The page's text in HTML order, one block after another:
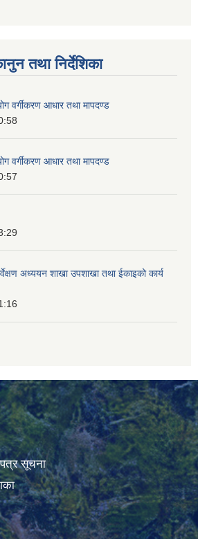
तथा निर्देशिका
वर्गीकरण आधार तथा मापदण्ड
वर्गीकरण आधार तथा मापदण्ड
अध्ययन शाखा उपशाखा तथा ईकाइको कार्य
सूचना